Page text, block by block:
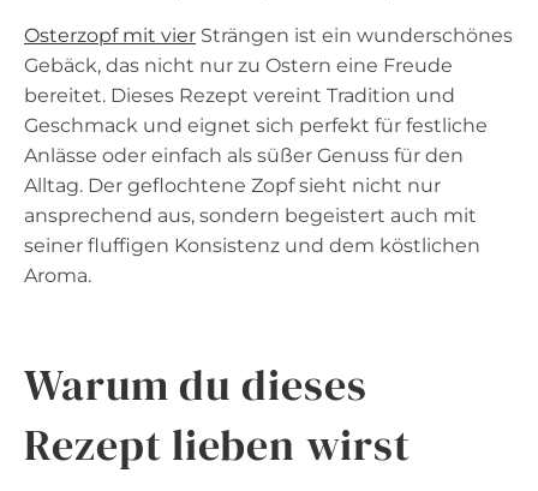
Osterzopf mit vier Strängen ist ein wunderschönes
Gebäck, das nicht nur zu Ostern eine Freude
bereitet. Dieses Rezept vereint Tradition und
Geschmack und eignet sich perfekt für festliche
Anlässe oder einfach als süßer Genuss für den
Alltag. Der geflochtene Zopf sieht nicht nur
ansprechend aus, sondern begeistert auch mit
seiner fluffigen Konsistenz und dem köstlichen
Aroma.
Warum du dieses
Rezept lieben wirst